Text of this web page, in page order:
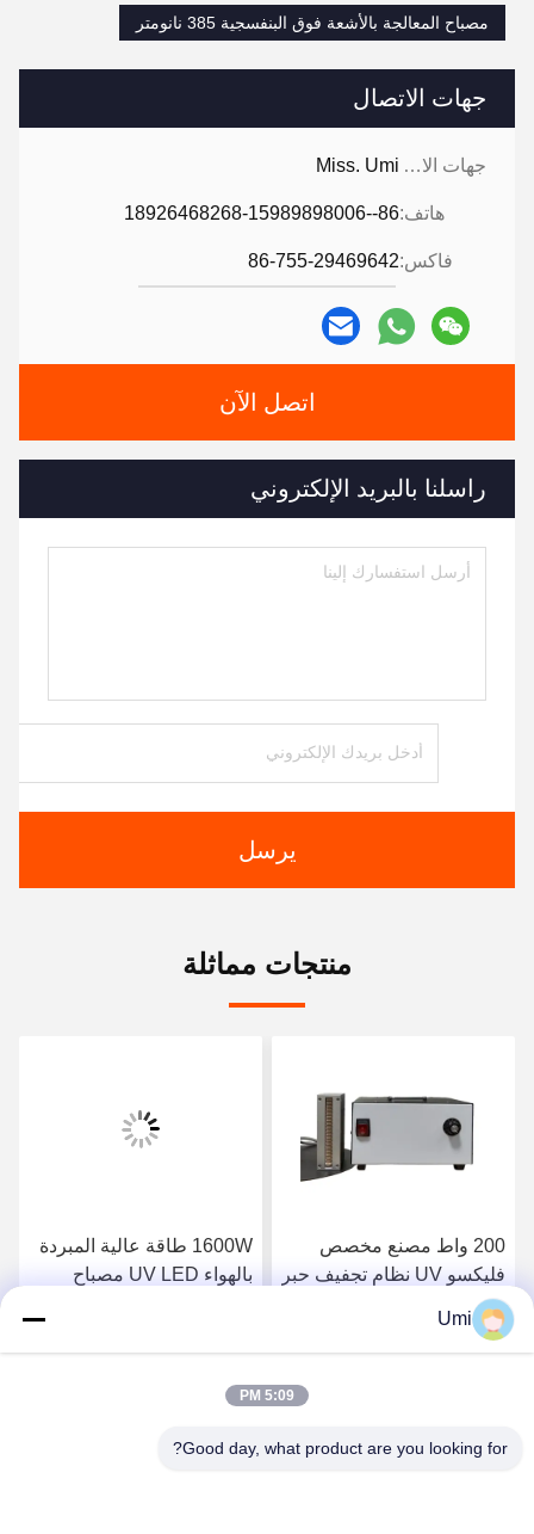
جهات الاتصال
جهات الاتصال: Miss. Umi
هاتف:86--18926468268-15989898006
فاكس:86-755-29469642
اتصل الآن
راسلنا بالبريد الإلكتروني
يرسل
مصباح المعالجة بالأشعة فوق البنفسجية 385 نانومتر
منتجات مماثلة
200 واط مصنع مخصص
فليكسو UV نظام تجفيف حبر
فوق البنفسجية 395nm
احصل على افضل سعر
1600W طاقة عالية المبردة
بالهواء UV LED مصباح
للتعرض للطباعة الشاشة
احصل على افضل سعر
Umi
5:09 PM
Good day, what product are you looking for?